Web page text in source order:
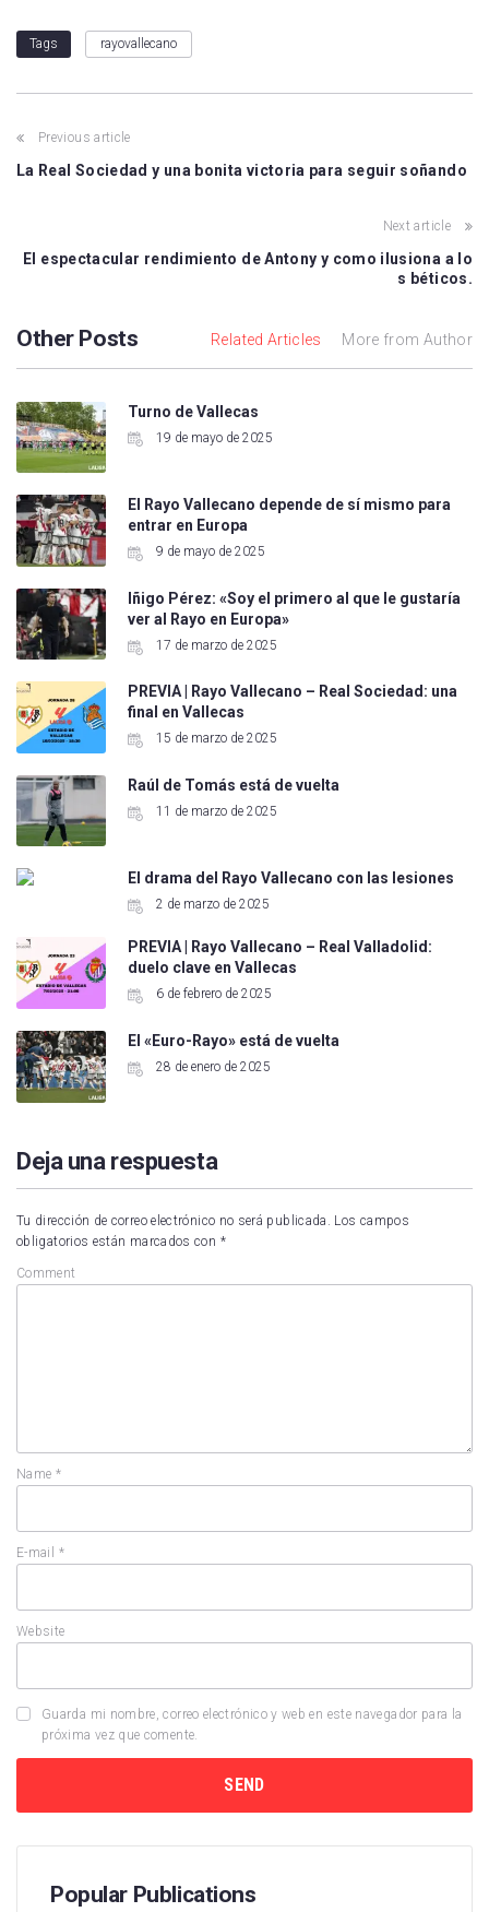
Tags rayovallecano
Previous article
La Real Sociedad y una bonita victoria para seguir soñando
Next article
El espectacular rendimiento de Antony y como ilusiona a lo
s béticos.
Other Posts Related Articles More from Author
Turno de Vallecas
19 de mayo de 2025
El Rayo Vallecano depende de sí mismo para
entrar en Europa
9 de mayo de 2025
Iñigo Pérez: «Soy el primero al que le gustaría
ver al Rayo en Europa»
17 de marzo de 2025
PREVIA | Rayo Vallecano – Real Sociedad: una
final en Vallecas
15 de marzo de 2025
Raúl de Tomás está de vuelta
11 de marzo de 2025
El drama del Rayo Vallecano con las lesiones
2 de marzo de 2025
PREVIA | Rayo Vallecano – Real Valladolid:
duelo clave en Vallecas
6 de febrero de 2025
El «Euro-Rayo» está de vuelta
28 de enero de 2025
Deja una respuesta
Tu dirección de correo electrónico no será publicada.
Los campos
obligatorios están marcados con *
Comment
Name *
E-mail *
Website
Guarda mi nombre, correo electrónico y web en este navegador para la
próxima vez que comente.
Popular Publications